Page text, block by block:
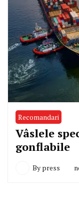
Recomandari
Vâslele
gonflabile
By press